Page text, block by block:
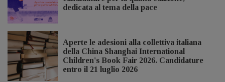
dedicata al tema della pace
Aperte le adesioni alla collettiva italiana
della China Shanghai International
Children's Book Fair 2026. Candidature
entro il 21 luglio 2026